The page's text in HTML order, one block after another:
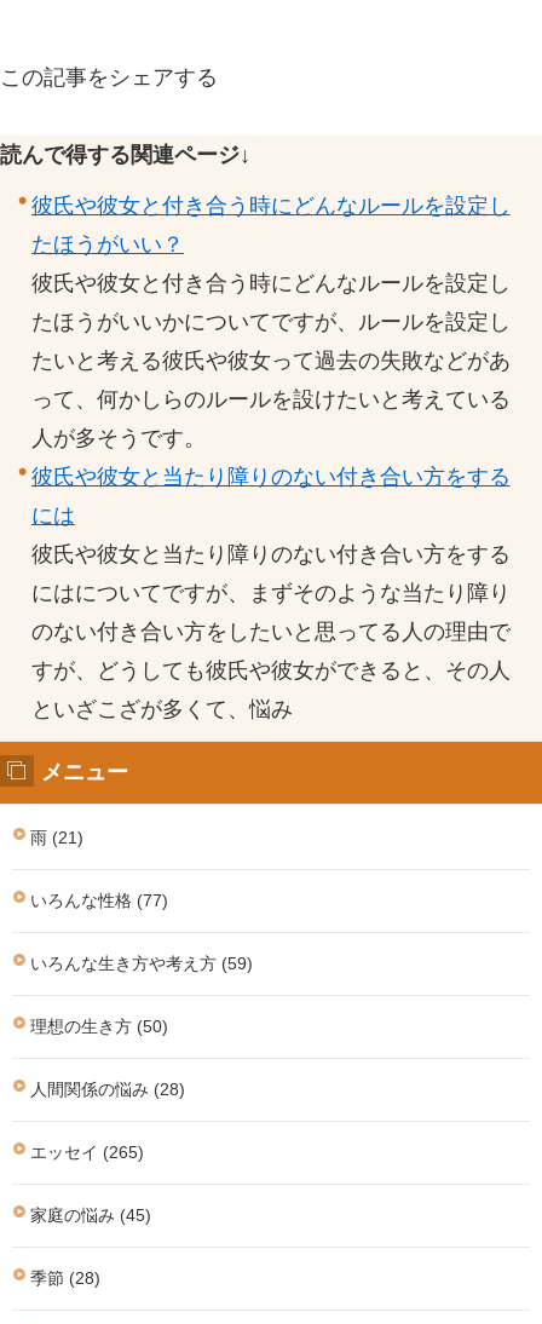
この記事をシェアする
読んで得する関連ページ↓
彼氏や彼女と付き合う時にどんなルールを設定し
たほうがいい？
彼氏や彼女と付き合う時にどんなルールを設定し
たほうがいいかについてですが、ルールを設定し
たいと考える彼氏や彼女って過去の失敗などがあ
って、何かしらのルールを設けたいと考えている
人が多そうです。
彼氏や彼女と当たり障りのない付き合い方をする
には
彼氏や彼女と当たり障りのない付き合い方をする
にはについてですが、まずそのような当たり障り
のない付き合い方をしたいと思ってる人の理由で
すが、どうしても彼氏や彼女ができると、その人
といざこざが多くて、悩み
メニュー
雨 (21)
いろんな性格 (77)
いろんな生き方や考え方 (59)
理想の生き方 (50)
人間関係の悩み (28)
エッセイ (265)
家庭の悩み (45)
季節 (28)